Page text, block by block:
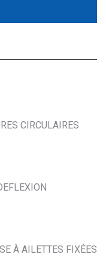
CIRCULAIRES
À AILETTES FIXÉES